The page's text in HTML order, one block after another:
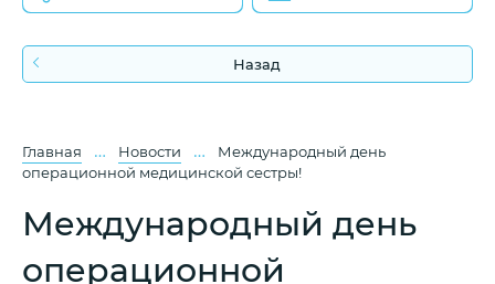
Назад
Главная … Новости …
Международный день
операционной медицинской сестры!
Международный день
операционной